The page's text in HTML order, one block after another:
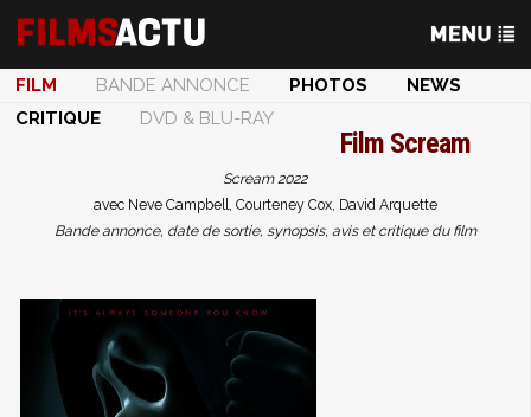
FILM BANDE ANNONCE PHOTOS
NEWS
CRITIQUE
DVD & BLU-RAY
Film Scream
Scream 2022
avec Neve Campbell, Courteney Cox, David Arquette
Bande annonce, date de sortie, synopsis, avis et critique du film